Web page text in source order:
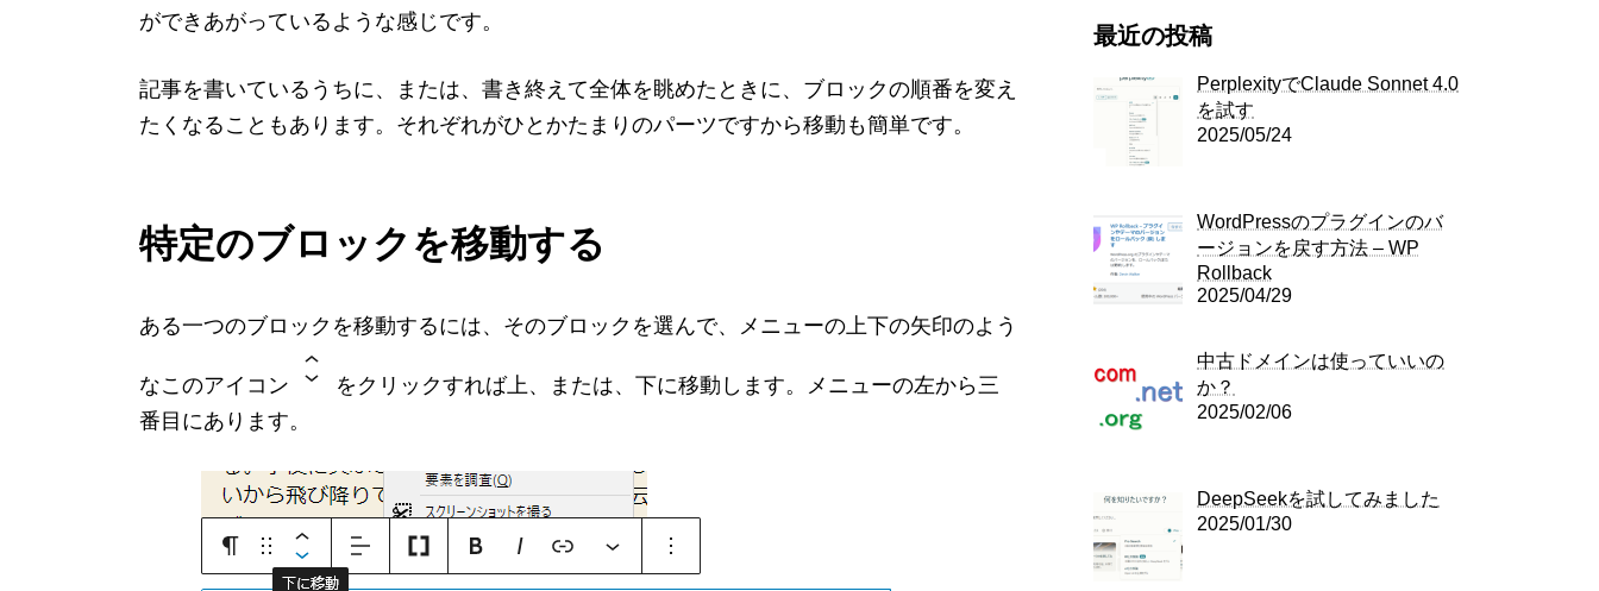
ができあがっているような感じです。
記事を書いているうちに、または、書き終えて全体を眺めたときに、ブロックの順番を変え
たくなることもあります。それぞれがひとかたまりのパーツですから移動も簡単です。
特定のブロックを移動する
ある一つのブロックを移動するには、そのブロックを選んで、メニューの上下の矢印のよう
なこのアイコン
をクリックすれば上、または、下に移動します。メニューの左から三
番目にあります。
最近の投稿
PerplexityでClaude Sonnet 4.0
を試す
2025/05/24
WordPressのプラグインのバ
ージョンを戻す方法 – WP
Rollback
2025/04/29
中古ドメインは使っていいの
か？
2025/02/06
DeepSeekを試してみました
2025/01/30